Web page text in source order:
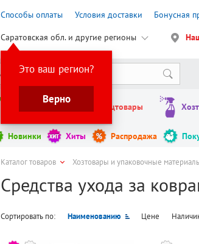
Способы оплаты Условия доставки Бонусная
Саратовская обл. и другие регионы
Это ваш регион?
Верно
Инструменты Канцтовары
Новинки Хиты Распродажа
Каталог товаров Хозтовары и упаковочные
Средства ухода за
Сортировать по: Наименованию Цене